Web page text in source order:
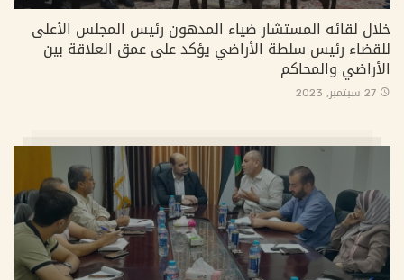
خلال لقائه المستشار ضياء المدهون رئيس المجلس الأعلى
للقضاء رئيس سلطة الأراضي يؤكد على عمق العلاقة بين
الأراضي والمحاكم
27 سبتمبر, 2023